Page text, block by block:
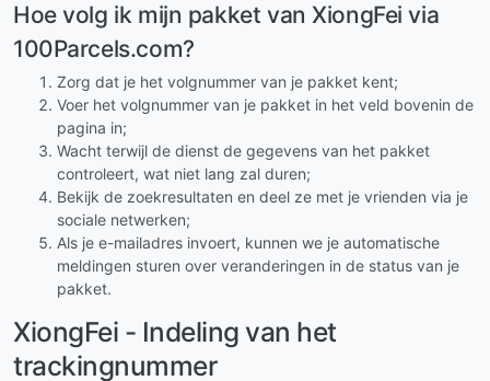
Hoe volg ik mijn pakket van XiongFei via
100Parcels.com?
Zorg dat je het volgnummer van je pakket kent;
Voer het volgnummer van je pakket in het veld bovenin de
pagina in;
Wacht terwijl de dienst de gegevens van het pakket
controleert, wat niet lang zal duren;
Bekijk de zoekresultaten en deel ze met je vrienden via je
sociale netwerken;
Als je e-mailadres invoert, kunnen we je automatische
meldingen sturen over veranderingen in de status van je
pakket.
XiongFei - Indeling van het
trackingnummer